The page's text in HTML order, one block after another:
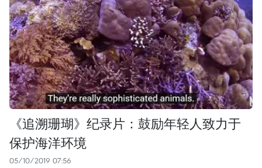
《追溯珊瑚》纪录片：鼓励年轻人致力于
保护海洋环境
05/10/2019 07:56